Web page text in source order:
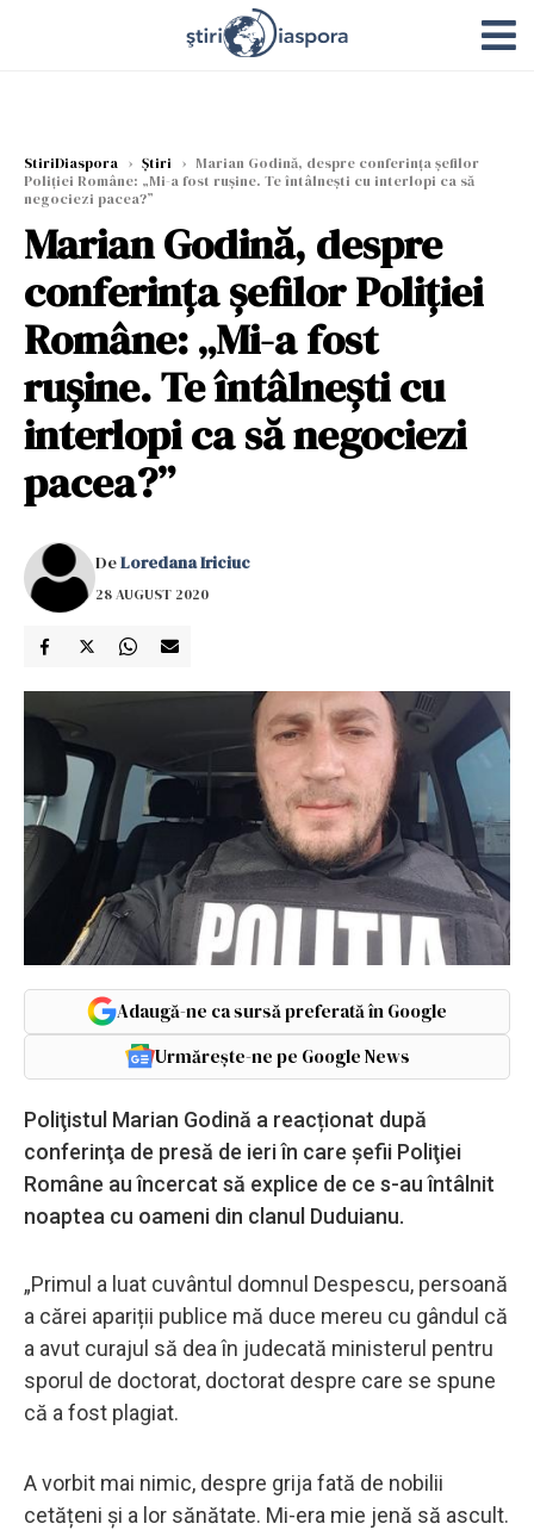
StiriDiaspora › Știri › Marian Godină, despre conferinţa şefilor
Poliţiei Române: „Mi-a fost ruşine. Te întâlneşti cu interlopi ca să
negociezi pacea?”
Marian Godină, despre
conferinţa şefilor Poliţiei
Române: „Mi-a fost
ruşine. Te întâlneşti cu
interlopi ca să negociezi
pacea?”
DeLoredana Iriciuc
28 AUGUST 2020
Adaugă-ne ca sursă preferată în Google
Urmărește-ne pe Google News
Poliţistul Marian Godină a reacționat după
conferinţa de presă de ieri în care şefii Poliţiei
Române au încercat să explice de ce s-au întâlnit
noaptea cu oameni din clanul Duduianu.
„Primul a luat cuvântul domnul Despescu, persoană
a cărei apariții publice mă duce mereu cu gândul că
a avut curajul să dea în judecată ministerul pentru
sporul de doctorat, doctorat despre care se spune
că a fost plagiat.
A vorbit mai nimic, despre grija fată de nobilii
cetățeni și a lor sănătate. Mi-era mie jenă să ascult.